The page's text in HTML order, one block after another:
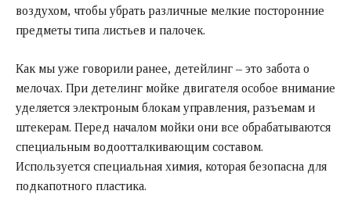
воздухом, чтобы убрать различные мелкие посторонние
предметы типа листьев и палочек.
Как мы уже говорили ранее, детейлинг – это забота о
мелочах. При детелинг мойке двигателя особое внимание
уделяется электроным блокам управления, разъемам и
штекерам. Перед началом мойки они все обрабатываются
специальным водоотталкивающим составом.
Используется специальная химия, которая безопасна для
подкапотного пластика.